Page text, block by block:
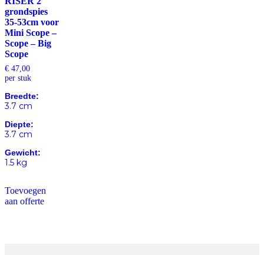
grondspies
35-53cm voor
Mini Scope –
Scope – Big
Scope
€ 47,00
per stuk
Breedte:
3.7 cm
Diepte:
3.7 cm
Gewicht:
1.5 kg
Toevoegen
aan offerte